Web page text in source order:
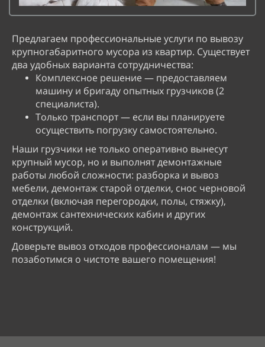
Предлагаем профессиональные услуги по вывозу
крупногабаритного мусора из квартир. Существует
два удобных варианта сотрудничества:
Комплексное решение — предоставляем
машину и бригаду опытных грузчиков (2
специалиста).
Только транспорт — если вы планируете
осуществить погрузку самостоятельно.
Наши грузчики не только оперативно вынесут
крупный мусор, но и выполнят демонтажные
работы любой сложности: разборка и вывоз
мебели, демонтаж старой отделки, снос черновой
отделки (включая перегородки, полы, стяжку),
демонтаж сантехнических кабин и других
конструкций.
Доверьте вывоз отходов профессионалам — мы
позаботимся о чистоте вашего помещения!